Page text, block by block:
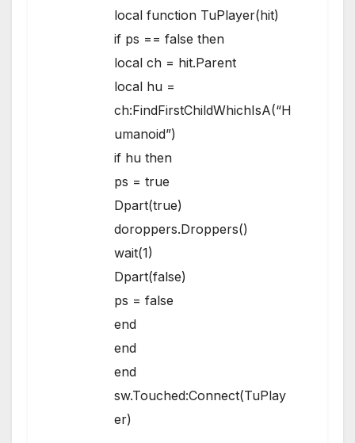
local function TuPlayer(hit)
if ps == false then
local ch = hit.Parent
local hu =
ch:FindFirstChildWhichIsA(“H
umanoid”)
if hu then
ps = true
Dpart(true)
doroppers.Droppers()
wait(1)
Dpart(false)
ps = false
end
end
end
sw.Touched:Connect(TuPlay
er)